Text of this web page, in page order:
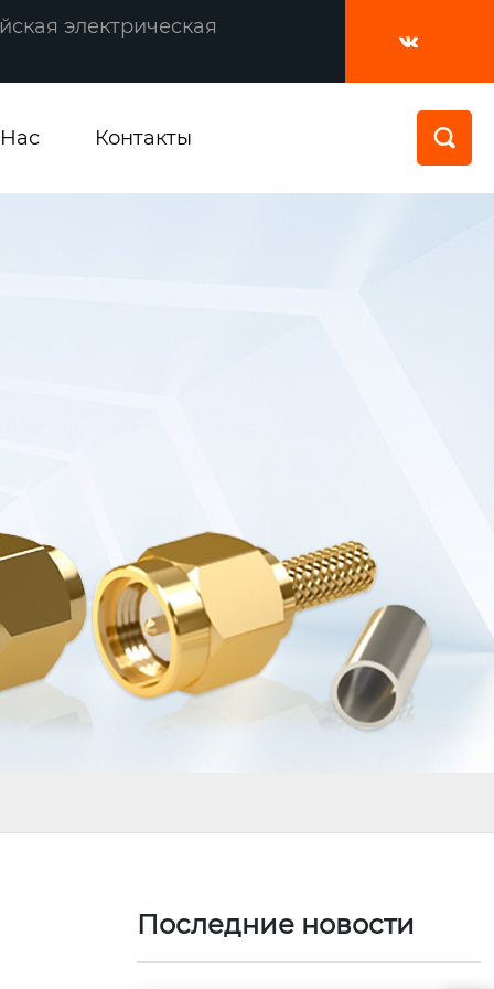
электрическая

Контакты 
Последние новости